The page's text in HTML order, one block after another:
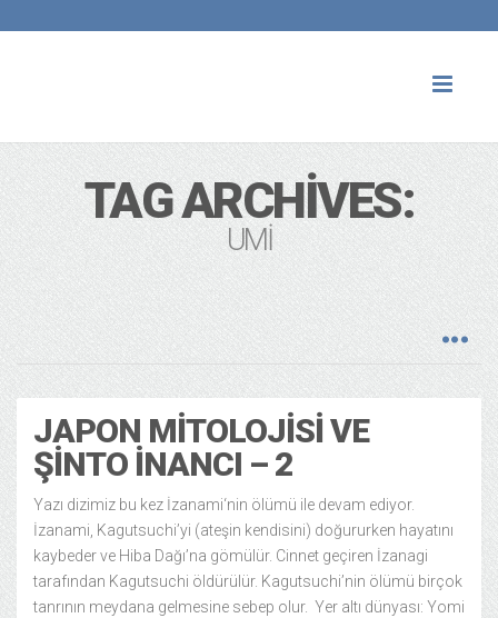
TAG ARCHIVES:
UMI
JAPON MITOLOJISI VE
ŞINTO İNANCI – 2
Yazı dizimiz bu kez İzanami‘nin ölümü ile devam ediyor.
İzanami, Kagutsuchi’yi (ateşin kendisini) doğururken hayatını
kaybeder ve Hiba Dağı’na gömülür. Cinnet geçiren İzanagi
tarafından Kagutsuchi öldürülür. Kagutsuchi’nin ölümü birçok
tanrının meydana gelmesine sebep olur. Yer altı dünyası: Yomi